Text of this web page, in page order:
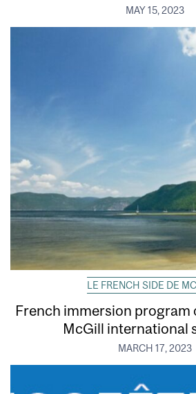
MAY 15, 2023
LE FRENCH SIDE DE
French immersion program
McGill international
MARCH 17, 2023